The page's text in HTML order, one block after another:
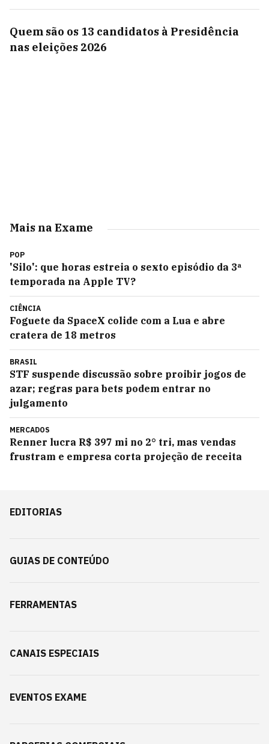
Quem são os 13 candidatos à Presidência
nas eleições 2026
Mais na Exame
POP
'Silo': que horas estreia o sexto episódio da 3ª
temporada na Apple TV?
CIÊNCIA
Foguete da SpaceX colide com a Lua e abre
cratera de 18 metros
BRASIL
STF suspende discussão sobre proibir jogos de
azar; regras para bets podem entrar no
julgamento
MERCADOS
Renner lucra R$ 397 mi no 2° tri, mas vendas
frustram e empresa corta projeção de receita
EDITORIAS
GUIAS DE CONTEÚDO
FERRAMENTAS
CANAIS ESPECIAIS
EVENTOS EXAME